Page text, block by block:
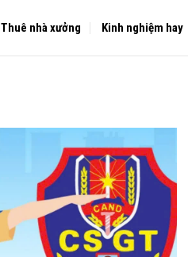
Thuê nhà xưởng Kinh nghiệm hay